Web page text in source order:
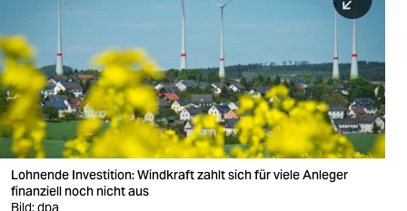
wahrheit
verlag
verlag
veranstaltungen
Lohnende Investition: Windkraft zahlt sich für viele Anleger
finanziell noch nicht aus
Bild: dpa